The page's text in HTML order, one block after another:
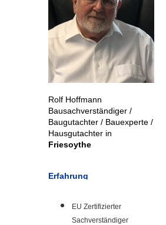
Rolf Hoffmann
Bausachverständiger /
Baugutachter / Bauexperte /
Hausgutachter in
Friesoythe
Erfahrung
EU Zertifizierter
Sachverständiger